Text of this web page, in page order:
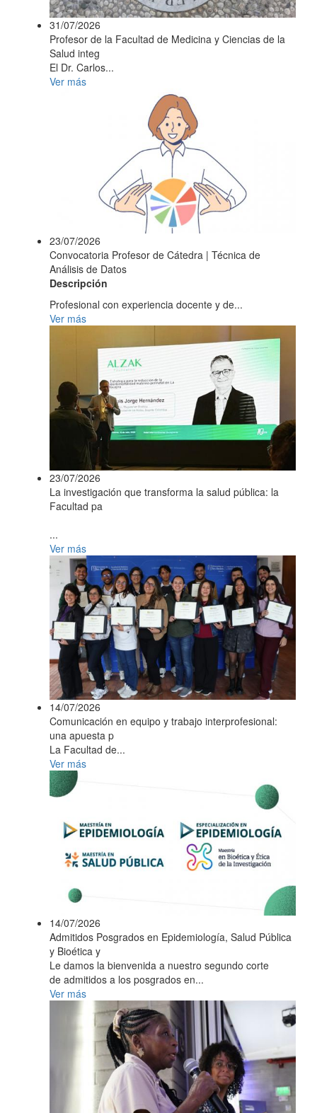
31/07/2026
Profesor de la Facultad de Medicina y Ciencias de la
Salud integ
El Dr. Carlos...
Ver más
23/07/2026
Convocatoria Profesor de Cátedra | Técnica de
Análisis de Datos
Descripción
Profesional con experiencia docente y de...
Ver más
23/07/2026
La investigación que transforma la salud pública: la
Facultad pa
...
Ver más
14/07/2026
Comunicación en equipo y trabajo interprofesional:
una apuesta p
La Facultad de...
Ver más
14/07/2026
Admitidos Posgrados en Epidemiología, Salud Pública
y Bioética y
Le damos la bienvenida a nuestro segundo corte
de admitidos a los posgrados en...
Ver más